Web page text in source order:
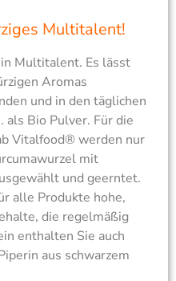
Multitalent!
Multitalent. Es lässt
Aromas
und in den täglichen
als Bio Pulver. Für die
Vitalfood® werden nur
mit
und geerntet.
alle Produkte hohe,
die regelmäßig
enthalten Sie auch
aus schwarzem